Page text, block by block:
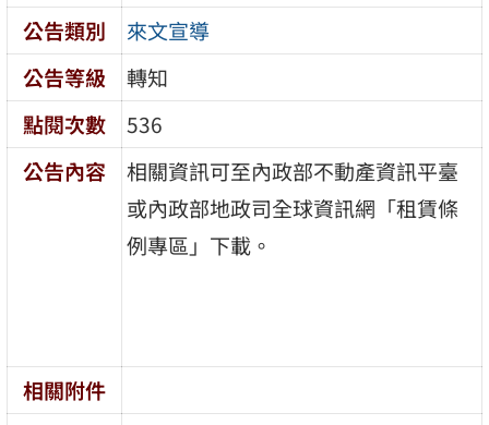
公告類別
來文宣導
公告等級
轉知
點閱次數
536
公告內容
相關資訊可至內政部不動產資訊平臺
或內政部地政司全球資訊網「租賃條
例專區」下載。
相關附件